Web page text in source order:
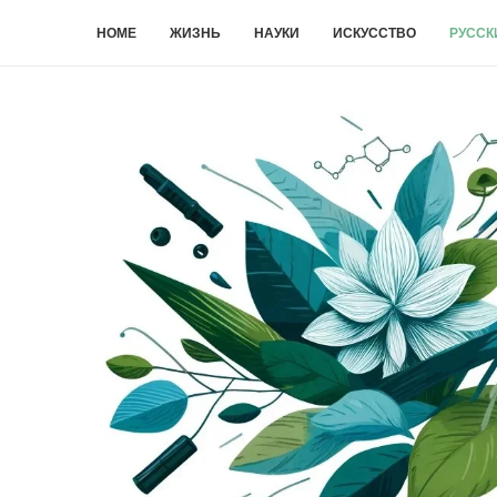
HOME ЖИЗНЬ НАУКИ ИСКУССТВО